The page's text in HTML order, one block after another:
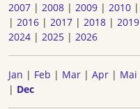
2007 | 2008 | 2009 | 2010 |
| 2016 | 2017 | 2018 | 2019
2024 | 2025 | 2026
Jan | Feb | Mar | Apr | Mai
| Dec